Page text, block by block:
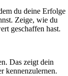
du deine Erfolge
Zeige, wie du
geschaffen hast.
Das zeigt dein
kennenzulernen.